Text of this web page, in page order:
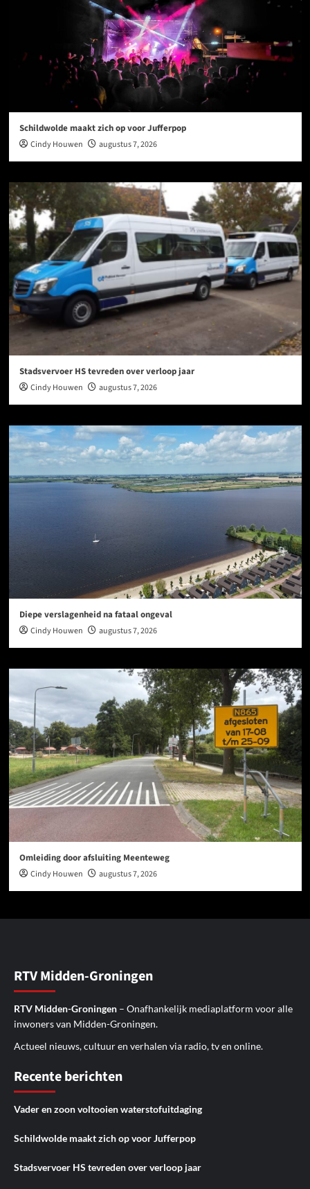
Schildwolde maakt zich op voor Jufferpop
Cindy Houwen augustus 7, 2026
Stadsvervoer HS tevreden over verloop jaar
Cindy Houwen augustus 7, 2026
Diepe verslagenheid na fataal ongeval
Cindy Houwen augustus 7, 2026
Omleiding door afsluiting Meenteweg
Cindy Houwen augustus 7, 2026
RTV Midden-Groningen
RTV Midden-Groningen – Onafhankelijk mediaplatform voor alle
inwoners van Midden-Groningen.
Actueel nieuws, cultuur en verhalen via radio, tv en online.
Recente berichten
Vader en zoon voltooien waterstofuitdaging
Schildwolde maakt zich op voor Jufferpop
Stadsvervoer HS tevreden over verloop jaar